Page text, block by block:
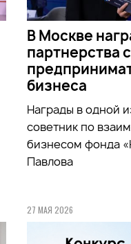
В Москве
партнерства
бизнеса
Награды в одной
советник по
бизнесом фонда
Павлова
27 МАЯ 2026